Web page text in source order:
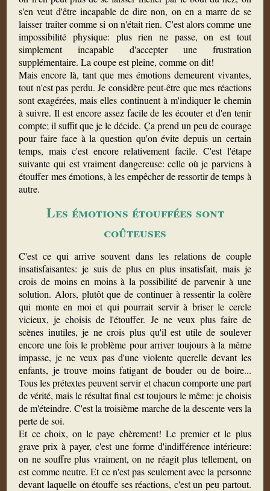
s'en veut d'être incapable de dire non, on en a marre de se
laisser traiter comme si on n'était rien. C'est alors comme une
impossibilité physique: plus rien ne passe, on est tout
simplement incapable d'accepter une frustration
supplémentaire. La coupe est pleine, comme on dit!
Mais encore là, tant que mes émotions demeurent vivantes,
tout n'est pas perdu. Je considère peut-être que mes réactions
sont exagérées, mais elles continuent à m'indiquer le chemin
à suivre. Il est encore assez facile de les écouter et d'en tenir
compte; il suffit que je le décide. Ça prend un peu de courage
pour faire face à la question qu'on évite depuis un certain
temps, mais c'est encore relativement facile. C'est l'étape
suivante qui est vraiment dangereuse: celle où je parviens à
étouffer mes émotions, à les empêcher de ressortir de temps à
autre.
Les émotions étouffées sont
coûteuses
C'est ce qui arrive souvent dans les relations de couple
insatisfaisantes: je suis de plus en plus insatisfait, mais je
crois de moins en moins à la possibilité de parvenir à une
solution. Alors, plutôt que de continuer à ressentir la colère
qui monte en moi et qui pourrait servir à briser le cercle
vicieux, je choisis de l'étouffer. Je ne veux plus faire de
scènes inutiles, je ne crois plus qu'il est utile de soulever
encore une fois le problème pour arriver toujours à la même
impasse, je ne veux pas d'une violente querelle devant les
enfants, je trouve moins fatigant de bouder ou de boire...
Tous les prétextes peuvent servir et chacun comporte une part
de vérité, mais le résultat final est toujours le même: je choisis
de m'éteindre. C'est la troisième marche de la descente vers la
perte de soi.
Et ce choix, on le paye chèrement! Le premier et le plus
grave prix à payer, c'est une forme d'indifférence intérieure:
on ne souffre plus vraiment, on ne réagit plus tellement, on
est comme neutre. Et ce n'est pas seulement avec la personne
devant laquelle on étouffe ses réactions, c'est un peu partout.